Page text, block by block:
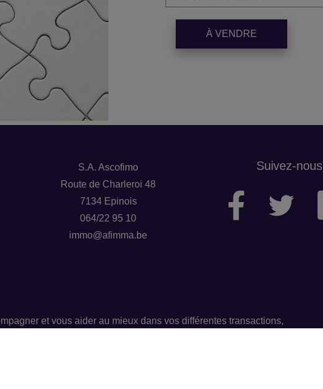
À VENDRE
S.A. Ascofimo
Route de Charleroi 48
7134 Epinois
064/22 95 10
immo@afimma.be
Suivez-nous
et vous aider au mieux dans vos différentes transactions,